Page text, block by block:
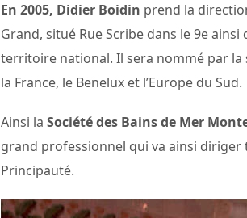
En 2005, Didier Boidin prend la
Grand, situé Rue Scribe dans le 9e
territoire national. Il sera nommé par
la France, le Benelux et l’Europe du Sud.
Ainsi la Société des Bains de Mer
grand professionnel qui va ainsi
Principauté.